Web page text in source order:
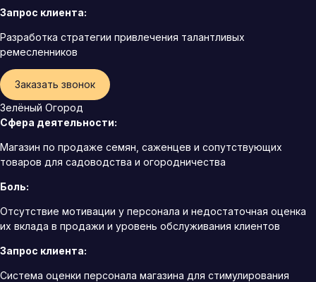
Запрос клиента:
Разработка стратегии привлечения талантливых
ремесленников
Заказать звонок
Зелёный Огород
Сфера деятельности:
Магазин по продаже семян, саженцев и сопутствующих
товаров для садоводства и огородничества
Боль:
Отсутствие мотивации у персонала и недостаточная оценка
их вклада в продажи и уровень обслуживания клиентов
Запрос клиента:
Система оценки персонала магазина для стимулирования